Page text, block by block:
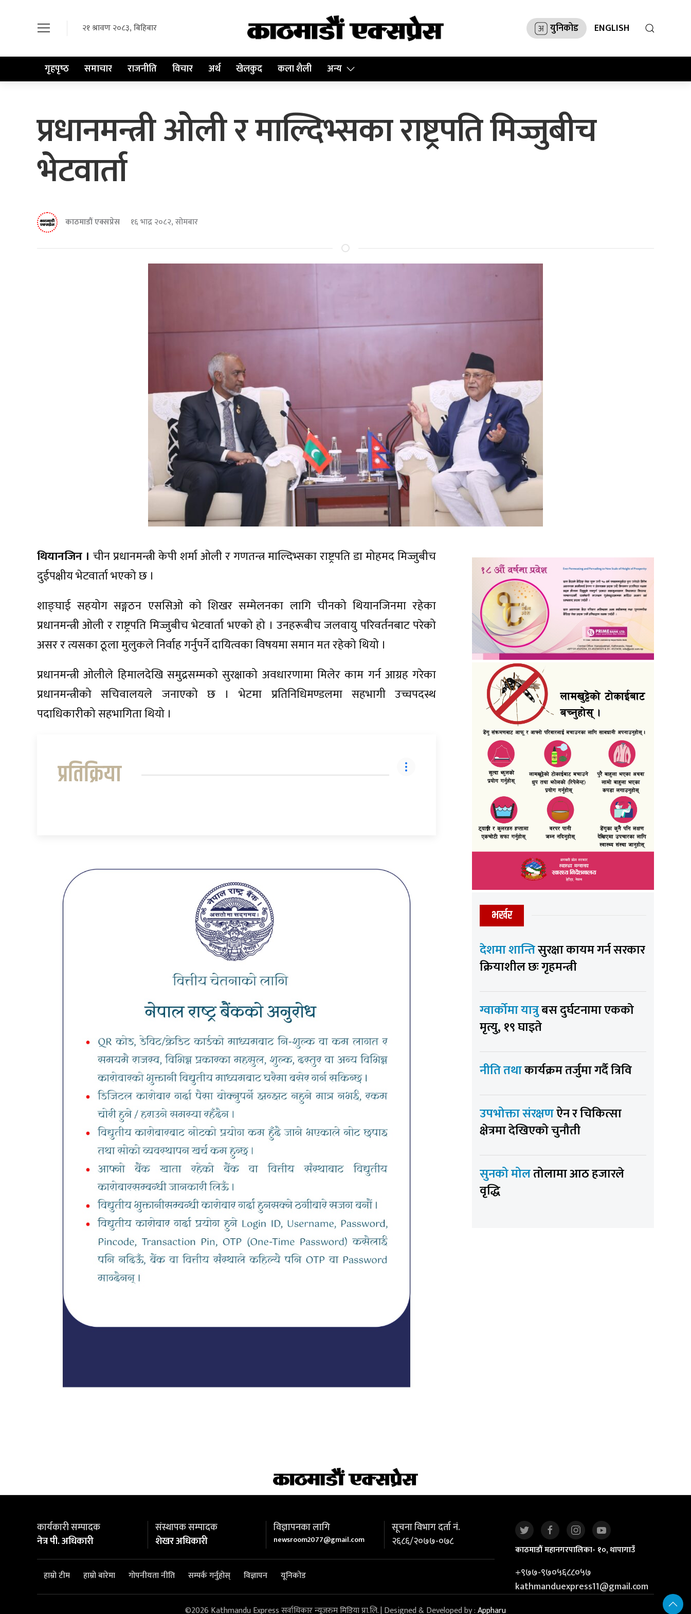
२१ श्रावण २०८३, बिहिबार युनिकोड ENGLISH
गृहपृष्‍ठ समाचार राजनीति विचार अर्थ खेलकुद कला शैली अन्य
प्रधानमन्त्री ओली र माल्दिभ्सका राष्ट्रपति मिज्जुबीच
भेटवार्ता
काठमाडौं एक्सप्रेस १६ भाद्र २०८२, सोमबार
थियानजिन ।चीन प्रधानमन्त्री केपी शर्मा ओली र गणतन्त्र माल्दिभ्सका राष्ट्रपति डा मोहमद मिज्जुबीच
दुईपक्षीय भेटवार्ता भएको छ ।
शाङ्घाई सहयोग सङ्गठन एससिओ को शिखर सम्मेलनका लागि चीनको थियानजिनमा रहेका
प्रधानमन्त्री ओली र राष्ट्रपति मिज्जुबीच भेटवार्ता भएको हो । उनहरूबीच जलवायु परिवर्तनबाट परेको
असर र त्यसका ठूला मुलुकले निर्वाह गर्नुपर्ने दायित्वका विषयमा समान मत रहेको थियो ।
प्रधानमन्त्री ओलीले हिमालदेखि समुद्रसम्मको सुरक्षाको अवधारणामा मिलेर काम गर्न आग्रह गरेका
प्रधानमन्त्रीको सचिवालयले जनाएको छ । भेटमा प्रतिनिधिमण्डलमा सहभागी उच्चपदस्थ
पदाधिकारीको सहभागिता थियो ।
प्रतिक्रिया
भर्खर
देशमा शान्तिसुरक्षा कायम गर्न सरकार
क्रियाशील छः गृहमन्त्री
ग्वार्कोमा यात्रुबस दुर्घटनामा एकको
मृत्यु, १९ घाइते
नीति तथाकार्यक्रम तर्जुमा गर्दै त्रिवि
उपभोक्ता संरक्षणऐन र चिकित्सा
क्षेत्रमा देखिएको चुनौती
सुनको मोलतोलामा आठ हजारले
वृद्धि
कार्यकारी सम्पादक
नेत्र पी. अधिकारी
संस्थापक सम्पादक
शेखर अधिकारी
विज्ञापनका लागि
newsroom2077@gmail.com
सूचना विभाग दर्ता नं.
२६८६/२०७७-०७८
हाम्रो टीम हाम्रो बारेमा गोपनीयता नीति सम्पर्क गर्नुहोस् विज्ञापन यूनिकोड
काठमाडौं महानगरपालिका- १०, थापागाउँ
+९७७-९७०५६८८०५७
kathmanduexpress11@gmail.com
©2026 Kathmandu Express सर्वाधिकार न्यूजरुम मिडिया प्रा.लि. | Designed & Developed by :Appharu